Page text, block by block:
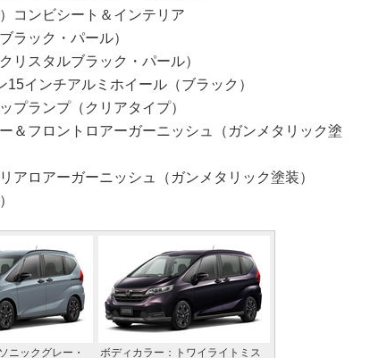
コンビシート＆インテリア
ラック・パール）
リスタルブラック・パール）
15インチアルミホイール（ブラック）
プランプ（クリアタイプ）
＆フロントロアーガーニッシュ（ガンメタリック塗
アロアーガーニッシュ（ガンメタリック塗装）
ニックグレー・ ボディカラー：トワイライトミス